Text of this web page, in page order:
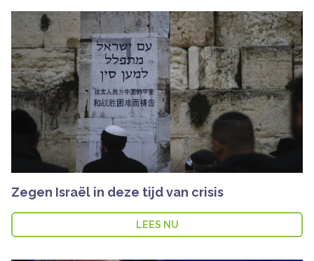
Zegen Israël in deze tijd van crisis
LEES NU